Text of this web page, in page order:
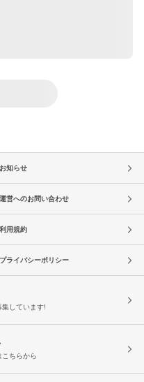
お知らせ
運営へのお問い合わせ
利用規約
プライバシーポリシー
集しています!
こちらから